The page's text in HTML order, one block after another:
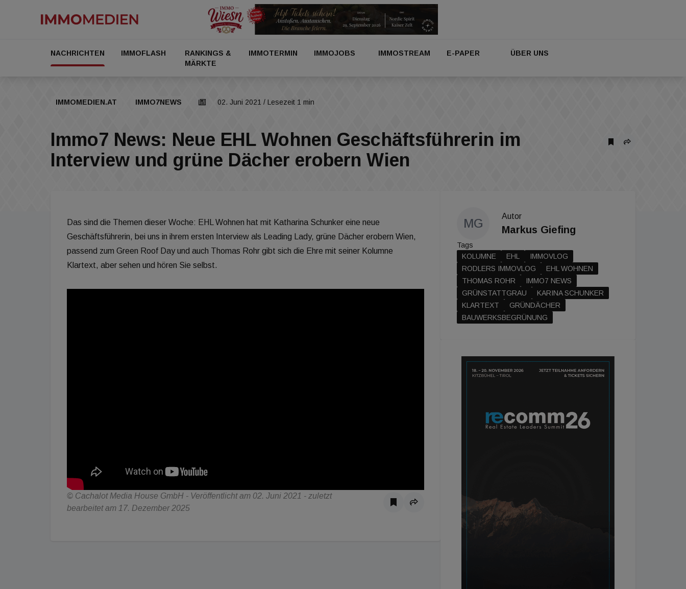
NACHRICHTEN IMMOFLASH
RANKINGS &
MÄRKTE
IMMOTERMIN IMMOJOBS IMMOSTREAM E-PAPER ÜBER UNS
IMMOMEDIEN.AT IMMO7NEWS 02. Juni 2021 / Lesezeit 1 min
Immo7 News: Neue EHL Wohnen Geschäftsführerin im
Interview und grüne Dächer erobern Wien
Das sind die Themen dieser Woche: EHL Wohnen hat mit Katharina Schunker eine neue
Geschäftsführerin, bei uns in ihrem ersten Interview als Leading Lady, grüne Dächer erobern Wien,
passend zum Green Roof Day und auch Thomas Rohr gibt sich die Ehre mit seiner Kolumne
Klartext, aber sehen und hören Sie selbst.
© Cachalot Media House GmbH - Veröffentlicht am 02. Juni 2021 - zuletzt
bearbeitet am 17. Dezember 2025
MG
Autor
Markus Giefing
Tags
KOLUMNE
EHL
IMMOVLOG
RODLERS IMMOVLOG
EHL WOHNEN
THOMAS ROHR
IMMO7 NEWS
GRÜNSTATTGRAU
KARINA SCHUNKER
KLARTEXT
GRÜNDÄCHER
BAUWERKSBEGRÜNUNG